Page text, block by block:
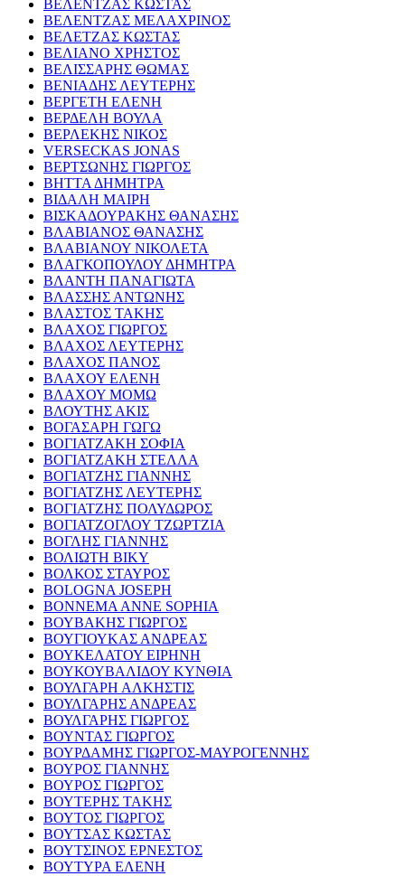
ΒΕΛΕΝΤΖΑΣ ΚΩΣΤΑΣ
ΒΕΛΕΝΤΖΑΣ ΜΕΛΑΧΡΙΝΟΣ
ΒΕΛΕΤΖΑΣ ΚΩΣΤΑΣ
ΒΕΛΙΑΝΟ ΧΡΗΣΤΟΣ
ΒΕΛΙΣΣΑΡΗΣ ΘΩΜΑΣ
ΒΕΝΙΑΔΗΣ ΛΕΥΤΕΡΗΣ
ΒΕΡΓΕΤΗ ΕΛΕΝΗ
ΒΕΡΔΕΛΗ ΒΟΥΛΑ
ΒΕΡΛΕΚΗΣ ΝΙΚΟΣ
VERSECKAS JONAS
ΒΕΡΤΣΩΝΗΣ ΓΙΩΡΓΟΣ
ΒΗΤΤΑ ΔΗΜΗΤΡΑ
ΒΙΔΑΛΗ ΜΑΙΡΗ
ΒΙΣΚΑΔΟΥΡΑΚΗΣ ΘΑΝΑΣΗΣ
ΒΛΑΒΙΑΝΟΣ ΘΑΝΑΣΗΣ
ΒΛΑΒΙΑΝΟΥ ΝΙΚΟΛΕΤΑ
ΒΛΑΓΚΟΠΟΥΛΟΥ ΔΗΜΗΤΡΑ
ΒΛΑΝΤΗ ΠΑΝΑΓΙΩΤΑ
ΒΛΑΣΣΗΣ ΑΝΤΩΝΗΣ
ΒΛΑΣΤΟΣ ΤΑΚΗΣ
ΒΛΑΧΟΣ ΓΙΩΡΓΟΣ
ΒΛΑΧΟΣ ΛΕΥΤΕΡΗΣ
ΒΛΑΧΟΣ ΠΑΝΟΣ
ΒΛΑΧΟΥ ΕΛΕΝΗ
ΒΛΑΧΟΥ ΜΟΜΩ
ΒΛΟΥΤΗΣ ΑΚΙΣ
ΒΟΓΑΣΑΡΗ ΓΩΓΩ
ΒΟΓΙΑΤΖΑΚΗ ΣΟΦΙΑ
ΒΟΓΙΑΤΖΑΚΗ ΣΤΕΛΛΑ
ΒΟΓΙΑΤΖΗΣ ΓΙΑΝΝΗΣ
ΒΟΓΙΑΤΖΗΣ ΛΕΥΤΕΡΗΣ
ΒΟΓΙΑΤΖΗΣ ΠΟΛΥΔΩΡΟΣ
ΒΟΓΙΑΤΖΟΓΛΟΥ ΤΖΩΡΤΖΙΑ
ΒΟΓΛΗΣ ΓΙΑΝΝΗΣ
ΒΟΛΙΩΤΗ ΒΙΚΥ
ΒΟΛΚΟΣ ΣΤΑΥΡΟΣ
BOLOGNA JOSEPH
BONNEMA ANNE SOPHIA
ΒΟΥΒΑΚΗΣ ΓΙΩΡΓΟΣ
ΒΟΥΓΙΟΥΚΑΣ ΑΝΔΡΕΑΣ
ΒΟΥΚΕΛΑΤΟΥ ΕΙΡΗΝΗ
ΒΟΥΚΟΥΒΑΛΙΔΟΥ ΚΥΝΘΙΑ
ΒΟΥΛΓΑΡΗ ΑΛΚΗΣΤΙΣ
ΒΟΥΛΓΑΡΗΣ ΑΝΔΡΕΑΣ
ΒΟΥΛΓΑΡΗΣ ΓΙΩΡΓΟΣ
ΒΟΥΝΤΑΣ ΓΙΩΡΓΟΣ
ΒΟΥΡΔΑΜΗΣ ΓΙΩΡΓΟΣ-ΜΑΥΡΟΓΕΝΝΗΣ
ΒΟΥΡΟΣ ΓΙΑΝΝΗΣ
ΒΟΥΡΟΣ ΓΙΩΡΓΟΣ
ΒΟΥΤΕΡΗΣ ΤΑΚΗΣ
ΒΟΥΤΟΣ ΓΙΩΡΓΟΣ
ΒΟΥΤΣΑΣ ΚΩΣΤΑΣ
ΒΟΥΤΣΙΝΟΣ ΕΡΝΕΣΤΟΣ
ΒΟΥΤΥΡΑ ΕΛΕΝΗ